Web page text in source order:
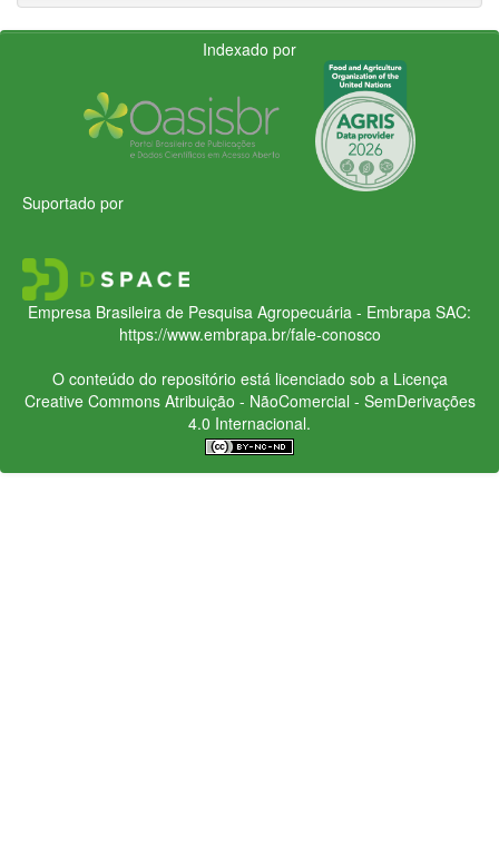
Indexado por
Suportado por
Empresa Brasileira de Pesquisa Agropecuária - Embrapa SAC:
https://www.embrapa.br/fale-conosco
O conteúdo do repositório está licenciado sob a Licença
Creative CommonsAtribuição - NãoComercial - SemDerivações
4.0 Internacional.